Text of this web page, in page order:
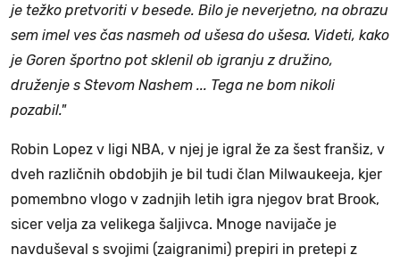
je težko pretvoriti v besede. Bilo je neverjetno, na obrazu
sem imel ves čas nasmeh od ušesa do ušesa. Videti, kako
je Goren športno pot sklenil ob igranju z družino,
druženje s Stevom Nashem ... Tega ne bom nikoli
pozabil."
Robin Lopez v ligi NBA, v njej je igral že za šest franšiz, v
dveh različnih obdobjih je bil tudi član Milwaukeeja, kjer
pomembno vlogo v zadnjih letih igra njegov brat Brook,
sicer velja za velikega šaljivca. Mnoge navijače je
navduševal s svojimi (zaigranimi) prepiri in pretepi z